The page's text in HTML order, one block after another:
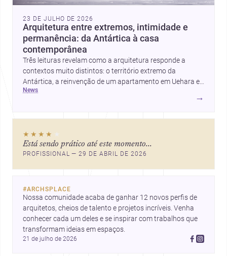
23 DE JULHO DE 2026
Arquitetura entre extremos, intimidade e
permanência: da Antártica à casa
contemporânea
Três leituras revelam como a arquitetura responde a
contextos muito distintos: o território extremo da
Antártica, a reinvenção de um apartamento em Uehara e
a criação de uma casa que equilibra abrigo, luz e
news
→
★★★★ ★
Está sendo prático até este momento...
PROFISSIONAL — 29 DE ABRIL DE 2026
#ARCHSPLACE
Nossa comunidade acaba de ganhar 12 novos perfis de
arquitetos, cheios de talento e projetos incríveis. Venha
conhecer cada um deles e se inspirar com trabalhos que
transformam ideias em espaços.
21 de julho de 2026